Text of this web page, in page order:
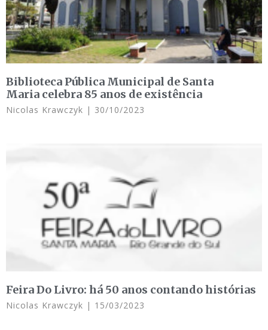
Biblioteca Pública Municipal de Santa
Maria celebra 85 anos de existência
Nicolas Krawczyk 30/10/2023
Feira Do Livro: há 50 anos contando histórias
Nicolas Krawczyk 15/03/2023